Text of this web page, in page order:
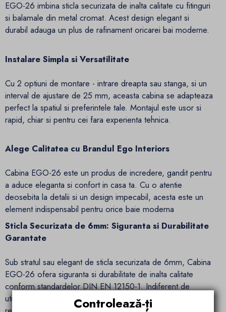
EGO-26 imbina sticla securizata de inalta calitate cu fitinguri
si balamale din metal cromat. Acest design elegant si
durabil adauga un plus de rafinament oricarei bai moderne.
Instalare Simpla si Versatilitate
Cu 2 optiuni de montare - intrare dreapta sau stanga, si un
interval de ajustare de 25 mm, aceasta cabina se adapteaza
perfect la spatiul si preferintele tale. Montajul este usor si
rapid, chiar si pentru cei fara experienta tehnica.
Alege Calitatea cu Brandul Ego Interiors
Cabina EGO-26 este un produs de incredere, gandit pentru
a aduce eleganta si confort in casa ta. Cu o atentie
deosebita la detalii si un design impecabil, acesta este un
element indispensabil pentru orice baie moderna
Sticla Securizata de 6mm: Siguranta si Durabilitate
Garantate
Sub stratul sau elegant de sticla securizata de 6mm, Cabina
EGO-26 ofera siguranta si durabilitate de inalta calitate
conform standardelor DIN EN 12150-1. Indiferent de
utilizare, aceasta sticla rezistenta este construita pentru a
Controlează-ți